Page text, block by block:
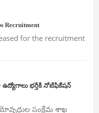
Recruitment
for the recruitment
ఉద్యోగాలు భర్తీకి నోటిఫికేషన్
సంక్షేమ శాఖ